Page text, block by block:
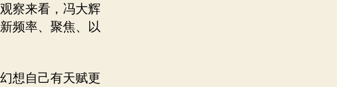
察来看，冯大辉
频率、聚焦、以
想自己有天赋更